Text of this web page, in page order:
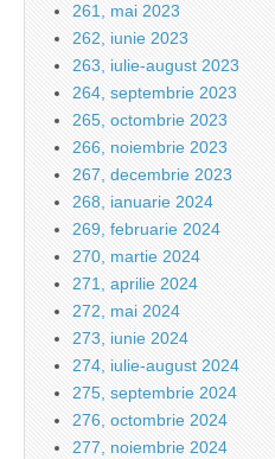
261, mai 2023
262, iunie 2023
263, iulie-august 2023
264, septembrie 2023
265, octombrie 2023
266, noiembrie 2023
267, decembrie 2023
268, ianuarie 2024
269, februarie 2024
270, martie 2024
271, aprilie 2024
272, mai 2024
273, iunie 2024
274, iulie-august 2024
275, septembrie 2024
276, octombrie 2024
277, noiembrie 2024